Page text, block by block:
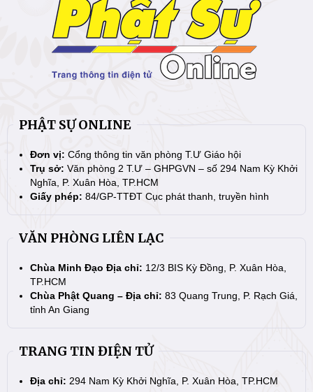
PHẬT SỰ ONLINE
Đơn vị: Cổng thông tin văn phòng T.Ư Giáo hội
Trụ sở: Văn phòng 2 T.Ư – GHPGVN – số 294 Nam Kỳ Khởi
Nghĩa, P. Xuân Hòa, TP.HCM
Giấy phép: 84/GP-TTĐT Cục phát thanh, truyền hình
VĂN PHÒNG LIÊN LẠC
Chùa Minh Đạo Địa chỉ: 12/3 BIS Kỳ Đồng, P. Xuân Hòa,
TP.HCM
Chùa Phật Quang – Địa chỉ: 83 Quang Trung, P. Rạch Giá,
tỉnh An Giang
TRANG TIN ĐIỆN TỬ
Địa chỉ: 294 Nam Kỳ Khởi Nghĩa, P. Xuân Hòa, TP.HCM